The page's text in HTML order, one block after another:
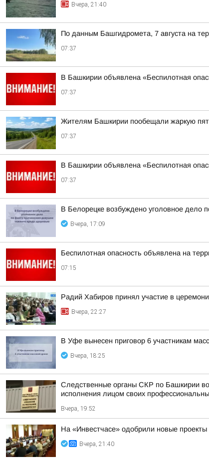
Вчера, 21:40
По данным Башгидромета, 7 августа на
07:37
В Башкирии объявлена «Беспилотная
07:37
Жителям Башкирии пообещали жаркую
07:37
В Башкирии объявлена «Беспилотная
07:37
В Белорецке возбуждено уголовное дело
Вчера, 17:09
Беспилотная опасность объявлена на
07:15
Радий Хабиров принял участие в
Вчера, 22:27
В Уфе вынесен приговор 6 участникам
Вчера, 18:25
Следственные органы СКР по Башкирии
исполнения лицом своих
Вчера, 19:52
На «Инвестчасе» одобрили новые проекты
Вчера, 21:40